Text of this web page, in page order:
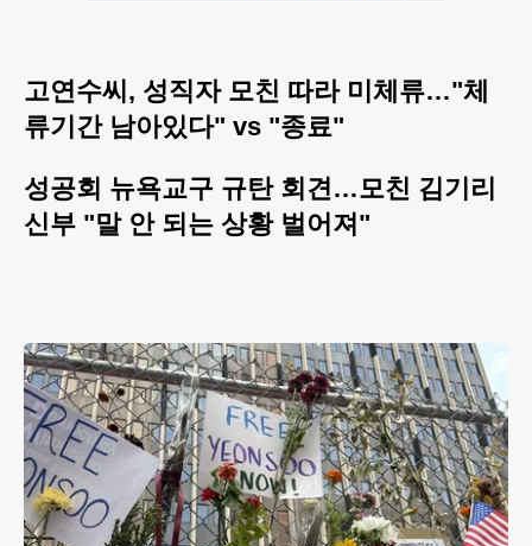
고연수씨, 성직자 모친 따라 미체류…"체
류기간 남아있다" vs "종료"
성공회 뉴욕교구 규탄 회견…모친 김기리
신부 "말 안 되는 상황 벌어져"